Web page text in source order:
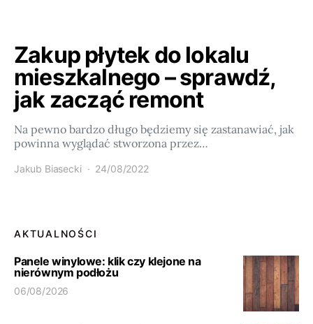
Zakup płytek do lokalu
mieszkalnego – sprawdź,
jak zacząć remont
Na pewno bardzo długo będziemy się zastanawiać, jak
powinna wyglądać stworzona przez…
Jakub Biasecki 24/08/2022
AKTUALNOŚCI
Panele winylowe: klik czy klejone na
nierównym podłożu
06/08/2026